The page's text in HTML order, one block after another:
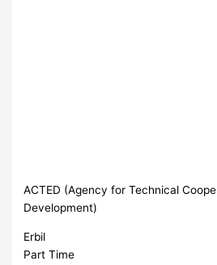
ACTED (Agency for Technical
Development)
Erbil
Part Time